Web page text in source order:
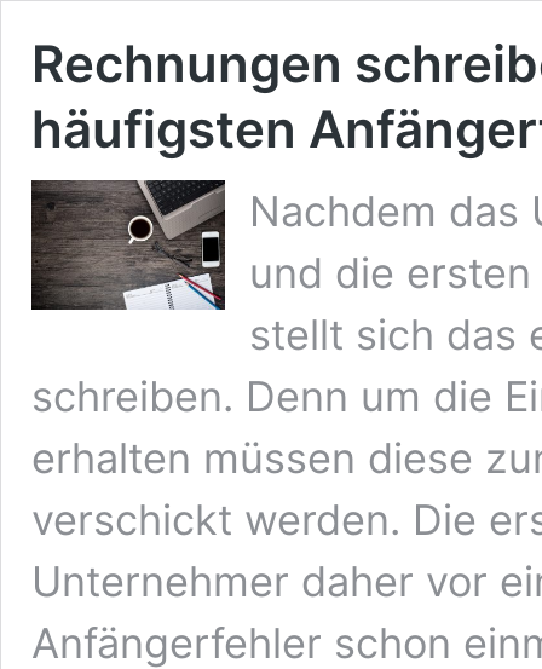
Rechnungen
häufigsten
Nachdem das
und die
stellt sich das
schreiben. Denn um die
erhalten müssen diese
verschickt werden. Die
Unternehmer daher vor
Anfängerfehler schon